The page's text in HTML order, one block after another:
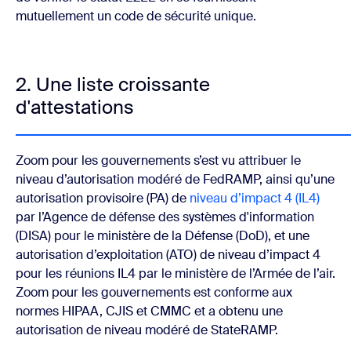
mutuellement un code de sécurité unique.
2. Une liste croissante
d'attestations
Zoom pour les gouvernements s’est vu attribuer le
niveau d’autorisation modéré de FedRAMP, ainsi qu’une
autorisation provisoire (PA) de niveau d’impact 4 (IL4)
par l’Agence de défense des systèmes d'information
(DISA) pour le ministère de la Défense (DoD), et une
autorisation d’exploitation (ATO) de niveau d’impact 4
pour les réunions IL4 par le ministère de l’Armée de l’air.
Zoom pour les gouvernements est conforme aux
normes HIPAA, CJIS et CMMC et a obtenu une
autorisation de niveau modéré de StateRAMP.